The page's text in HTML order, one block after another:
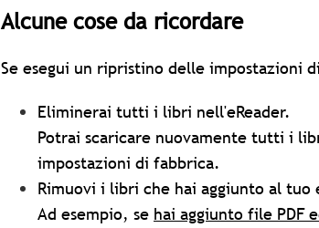
Alcune cose da ricordare
Se esegui un ripristino delle impostazioni
Eliminerai tutti i libri nell'eReader.
Potrai scaricare nuovamente tutti i
impostazioni di fabbrica.
Rimuovi i libri che hai aggiunto al tuo
Ad esempio, se hai aggiunto file PDF